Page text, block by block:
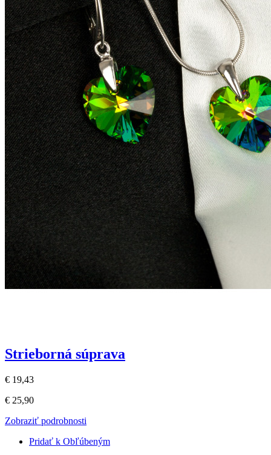
Strieborná súprava
€ 19,43
€ 25,90
Zobraziť podrobnosti
Pridať k Obľúbeným